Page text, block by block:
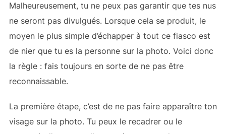
Malheureusement, tu ne peux pas garantir que tes nus
ne seront pas divulgués. Lorsque cela se produit, le
moyen le plus simple d’échapper à tout ce fiasco est
de nier que tu es la personne sur la photo. Voici donc
la règle : fais toujours en sorte de ne pas être
reconnaissable.
La première étape, c’est de ne pas faire apparaître ton
visage sur la photo. Tu peux le recadrer ou le